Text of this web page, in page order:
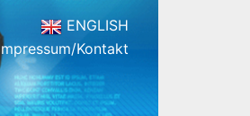
ENGLISH
Kontakt